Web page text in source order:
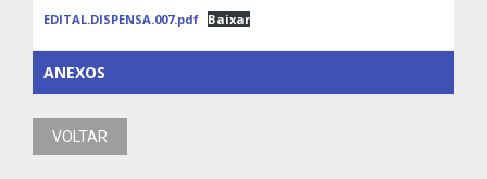
EDITAL.DISPENSA.007.pdf Baixar
ANEXOS
VOLTAR